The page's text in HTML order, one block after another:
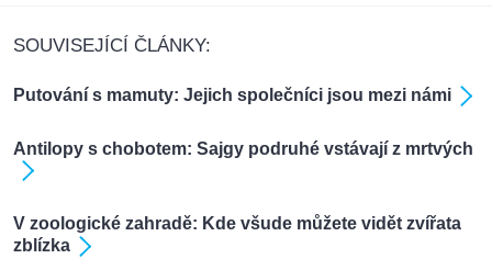
SOUVISEJÍCÍ ČLÁNKY:
Putování s mamuty: Jejich společníci jsou mezi námi
Antilopy s chobotem: Sajgy podruhé vstávají z mrtvých
V zoologické zahradě: Kde všude můžete vidět zvířata
zblízka